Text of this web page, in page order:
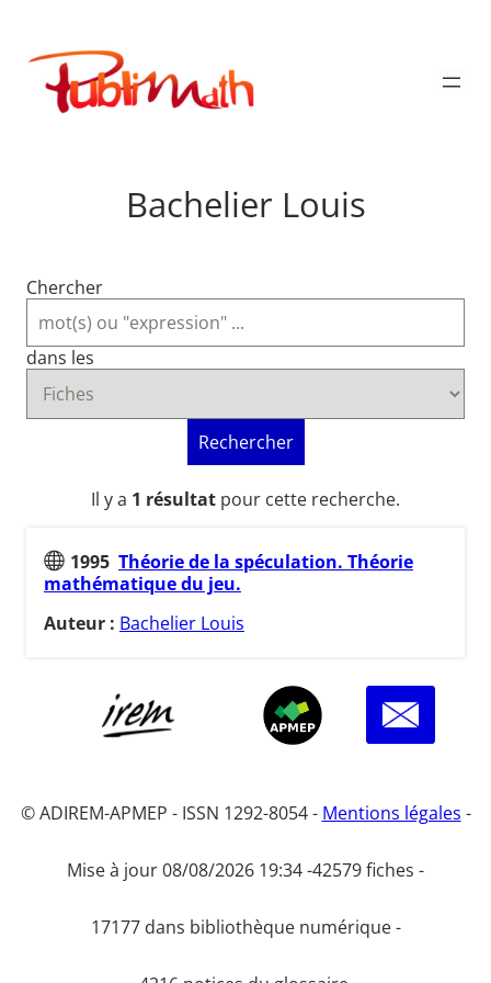
contenu
Publimath
Bachelier Louis
Chercher
dans les
Rechercher
Il y a 1 résultat pour cette recherche.
1995 Théorie de la spéculation. Théorie
mathématique du jeu.
Auteur : Bachelier Louis
© ADIREM-APMEP - ISSN 1292-8054 - Mentions légales -
Mise à jour 08/08/2026 19:34 -42579 fiches -
17177 dans bibliothèque numérique -